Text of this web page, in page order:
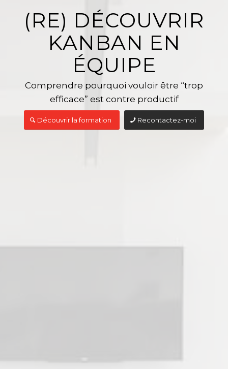
(RE) DÉCOUVRIR
KANBAN EN
ÉQUIPE
Comprendre pourquoi vouloir être “trop
efficace” est contre productif
Découvrir la formation Recontactez-moi